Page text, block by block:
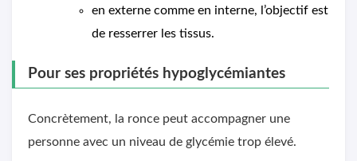
en externe comme en interne, l’objectif est
de resserrer les tissus.
Pour ses propriétés hypoglycémiantes
Concrètement, la ronce peut accompagner une
personne avec un niveau de glycémie trop élevé.